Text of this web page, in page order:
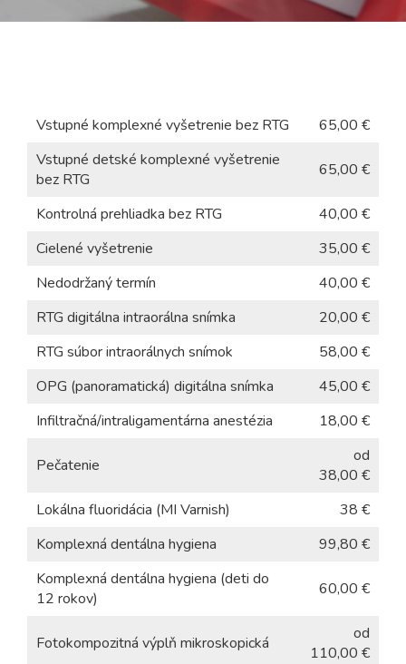
EN
Vstupné komplexné vyšetrenie bez RTG
65,00 €
Vstupné detské komplexné vyšetrenie
bez RTG
65,00 €
Kontrolná prehliadka bez RTG
40,00 €
Cielené vyšetrenie
35,00 €
Nedodržaný termín
40,00 €
RTG digitálna intraorálna snímka
20,00 €
RTG súbor intraorálnych snímok
58,00 €
OPG (panoramatická) digitálna snímka
45,00 €
Infiltračná/intraligamentárna anestézia
18,00 €
Pečatenie
od
38,00 €
Lokálna fluoridácia (MI Varnish)
38 €
Komplexná dentálna hygiena
99,80 €
Komplexná dentálna hygiena (deti do
12 rokov)
60,00 €
Fotokompozitná výplň mikroskopická
od
110,00 €